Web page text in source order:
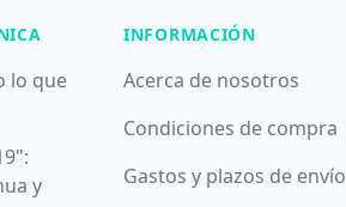
lo que
y
INFORMACIÓN
Acerca de nosotros
Condiciones de compra
Gastos y plazos de envío